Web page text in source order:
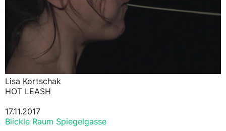
Lisa Kortschak
HOT LEASH
17.11.2017
Blickle Raum Spiegelgasse